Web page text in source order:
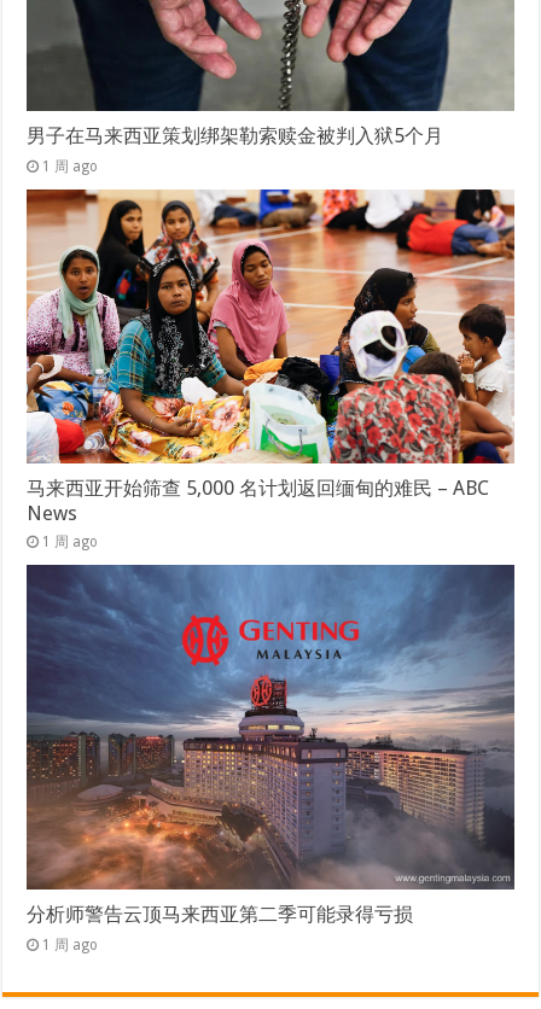
男子在马来西亚策划绑架勒索赎金被判入狱5个月
1 周 ago
马来西亚开始筛查 5,000 名计划返回缅甸的难民 – ABC
News
1 周 ago
分析师警告云顶马来西亚第二季可能录得亏损
1 周 ago